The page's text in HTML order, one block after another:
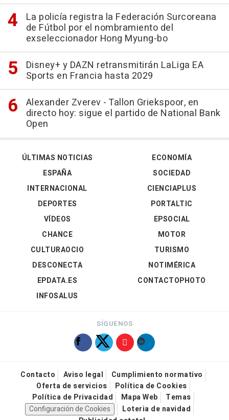
La policía registra la Federación Surcoreana
de Fútbol por el nombramiento del
exseleccionador Hong Myung-bo
Disney+ y DAZN retransmitirán LaLiga EA
Sports en Francia hasta 2029
Alexander Zverev - Tallon Griekspoor, en
directo hoy: sigue el partido de National Bank
Open
ÚLTIMAS NOTICIAS
ESPAÑA
INTERNACIONAL
DEPORTES
VÍDEOS
ECONOMÍA
SOCIEDAD
CIENCIAPLUS
PORTALTIC
EPSOCIAL
CHANCE
CULTURAOCIO
DESCONECTA
EPDATA.ES
INFOSALUS
MOTOR
TURISMO
NOTIMÉRICA
CONTACTOPHOTO
SÍGUENOS
Contacto Aviso legal
Cumplimiento normativo
Oferta de servicios
Política de Cookies
Política de Privacidad
Mapa Web
Temas
Configuración de Cookies
Loteria de navidad